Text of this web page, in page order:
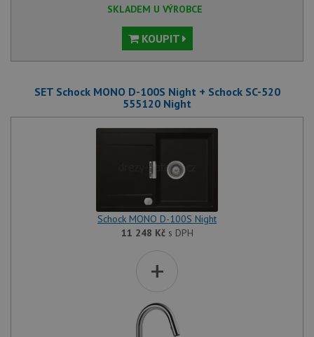
SKLADEM U VÝROBCE
KOUPIT
SET Schock MONO D-100S Night + Schock SC-520
555120 Night
Schock MONO D-100S Night
11 248 Kčs DPH
+